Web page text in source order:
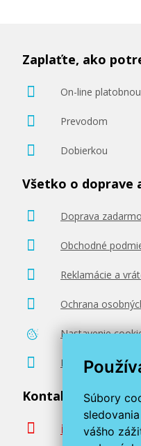
Súbory
vášho
Zaplaťte, ako
On-line
Prevodom
Dobierkou
Všetko o doprave
Doprava
Obchodné
Reklamácie a
Ochrana
Nastavenie
Poradenstvo
Kontaktujte nás